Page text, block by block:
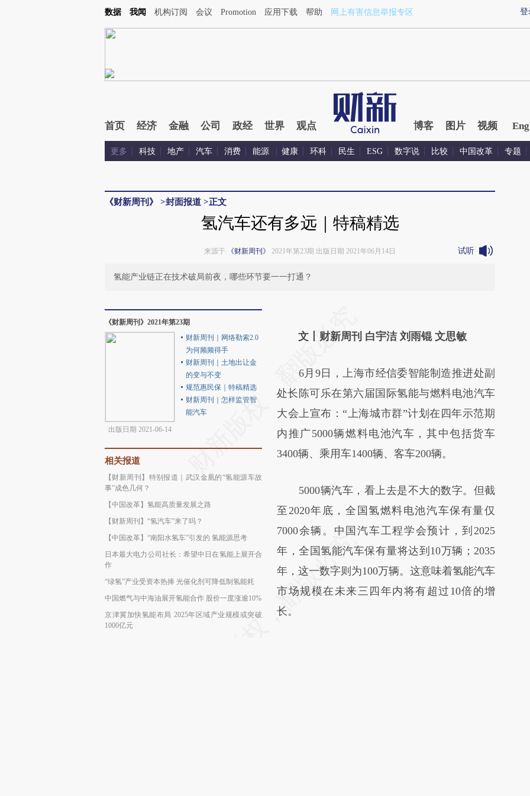
登
数据 我闻 机构订阅 会议 Promotion 应用下载 帮助 网上有害信息举报专区
首页 经济 金融 公司 政经 世界 观点 博客 图片 视频
更多 科技 地产 汽车 消费 能源 健康 环科 民生 ESG 数字说 比较 中国改革 专题
《财新周刊》 >封面报道 >正文
氢汽车还有多远｜特稿精选
来源于 《财新周刊》 2021年第23期 出版日期 2021年06月14日 试听
氢能产业链正在技术破局前夜，哪些环节要一一打通？
《财新周刊》2021年第23期
出版日期 2021-06-14
财新周刊｜网络勒索2.0
为何频频得手
财新周刊｜土地出让金
的变与不变
规范惠民保｜特稿精选
财新周刊｜怎样监管智
能汽车
相关报道
【财新周刊】特别报道｜武汉金凰的“氢能源车故
事”成色几何？
【中国改革】氢能高质量发展之路
【财新周刊】“氢汽车”来了吗？
【中国改革】“南阳水氢车”引发的 氢能源思考
日本最大电力公司社长：希望中日在氢能上展开合
作
“绿氢”产业受资本热捧 光催化剂可降低制氢能耗
中国燃气与中海油展开氢能合作 股价一度涨逾10%
京津冀加快氢能布局 2025年区域产业规模或突破
1000亿元
文丨财新周刊 白宇洁 刘雨锟 文思敏
6月9日，上海市经信委智能制造推进处副
处长陈可乐在第六届国际氢能与燃料电池汽车
大会上宣布：“上海城市群”计划在四年示范期
内推广5000辆燃料电池汽车，其中包括货车
3400辆、乘用车1400辆、客车200辆。
5000辆汽车，看上去是不大的数字。但截
至2020年底，全国氢燃料电池汽车保有量仅
7000余辆。中国汽车工程学会预计，到2025
年，全国氢能汽车保有量将达到10万辆；2035
年，这一数字则为100万辆。这意味着氢能汽车
市场规模在未来三四年内将有超过10倍的增
长。